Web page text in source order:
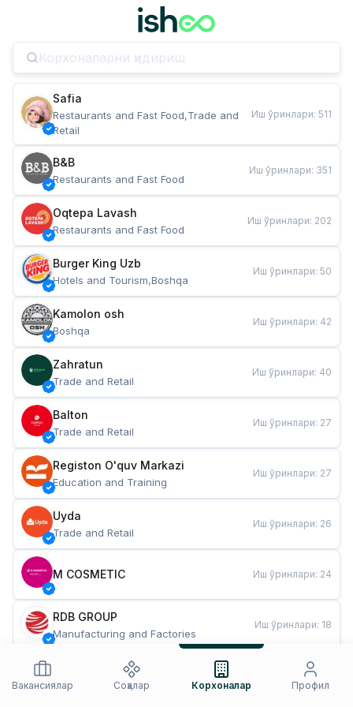
Safia
Restaurants and Fast Food,Trade and
Retail
Иш ўринлари: 511
B&B
Restaurants and Fast Food
Иш ўринлари: 351
Oqtepa Lavash
Restaurants and Fast Food
Иш ўринлари: 202
Burger King Uzb
Hotels and Tourism,Boshqa
Иш ўринлари: 50
Kamolon osh
Boshqa
Иш ўринлари: 42
Zahratun
Trade and Retail
Иш ўринлари: 40
Balton
Trade and Retail
Иш ўринлари: 27
Registon O'quv Markazi
Education and Training
Иш ўринлари: 27
Uyda
Trade and Retail
Иш ўринлари: 26
M COSMETIC Иш ўринлари: 24
RDB GROUP
Manufacturing and Factories
Иш ўринлари: 18
Restaurants and Fast Food
Иш ўринлари
Вакансиялар
Соҳалар Корхоналар Профил